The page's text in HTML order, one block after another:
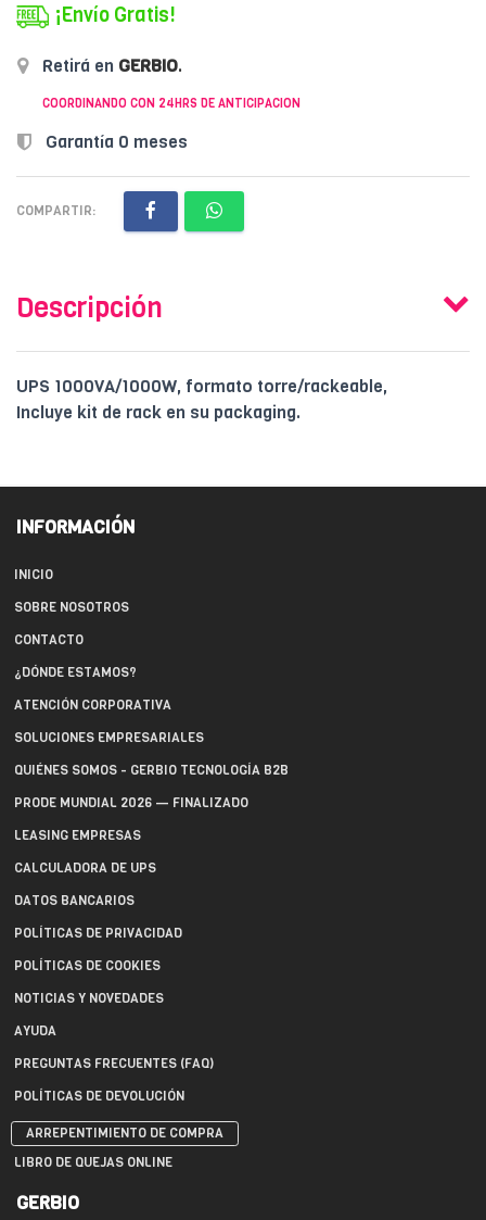
¡Envío Gratis!
Retirá en GERBIO.
COORDINANDO CON 24HRS DE ANTICIPACION
Garantía 0 meses
COMPARTIR:
Descripción
UPS 1000VA/1000W, formato torre/rackeable,
Incluye kit de rack en su packaging.
INFORMACIÓN
INICIO
SOBRE NOSOTROS
CONTACTO
¿DÓNDE ESTAMOS?
ATENCIÓN CORPORATIVA
SOLUCIONES EMPRESARIALES
QUIÉNES SOMOS - GERBIO TECNOLOGÍA B2B
PRODE MUNDIAL 2026 — FINALIZADO
LEASING EMPRESAS
CALCULADORA DE UPS
DATOS BANCARIOS
POLÍTICAS DE PRIVACIDAD
POLÍTICAS DE COOKIES
NOTICIAS Y NOVEDADES
AYUDA
PREGUNTAS FRECUENTES (FAQ)
POLÍTICAS DE DEVOLUCIÓN
ARREPENTIMIENTO DE COMPRA
LIBRO DE QUEJAS ONLINE
GERBIO